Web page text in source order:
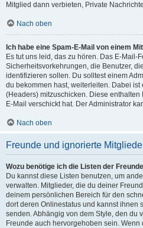
Mitglied dann verbieten, Private
Nach oben
Ich habe eine Spam-E-Mail von einem
Es tut uns leid, das zu hören. Das E-Mail-
Sicherheitsvorkehrungen, die Benutzer,
identifizieren sollen. Du solltest einem
du bekommen hast, weiterleiten. Dabei
(Headers) mitzuschicken. Diese
E-Mail verschickt hat. Der Administrator
Nach oben
Freunde und ignorierte
Wozu benötige ich die Listen der
Du kannst diese Listen benutzen, um
verwalten. Mitglieder, die du deiner
deinem persönlichen Bereich für den
dort deren Onlinestatus und kannst ihnen
senden. Abhängig von dem Style, den du
Freunde auch hervorgehoben sein.